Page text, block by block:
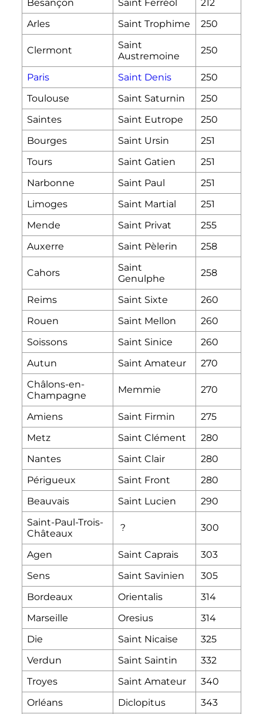
Besançon Saint Ferréol
212
Arles
Saint Trophime 250
Clermont
Saint
Austremoine
250
Paris Saint Denis
250
Toulouse
Saint Saturnin
250
Saintes
Saint Eutrope
250
Bourges
Saint Ursin
251
Tours
Saint Gatien
251
Narbonne
Saint Paul
251
Limoges
Saint Martial
251
Mende
Saint Privat
255
Auxerre
Saint Pèlerin 258
Cahors
Saint
Genulphe
258
Reims Saint Sixte
260
Rouen
Saint Mellon
260
Soissons
Saint Sinice
260
Autun
Saint Amateur
270
Châlons-en-
Champagne
Memmie 270
Amiens Saint Firmin
275
Metz
Saint Clément
280
Nantes
Saint Clair
280
Périgueux
Saint Front
280
Beauvais
Saint Lucien
290
Saint-Paul-Trois-
Châteaux
? 300
Agen Saint Caprais
303
Sens
Saint Savinien
305
Bordeaux
Orientalis
314
Marseille
Oresius
314
Die
Saint Nicaise
325
Verdun
Saint Saintin
332
Troyes
Saint Amateur
340
Orléans
Diclopitus
343